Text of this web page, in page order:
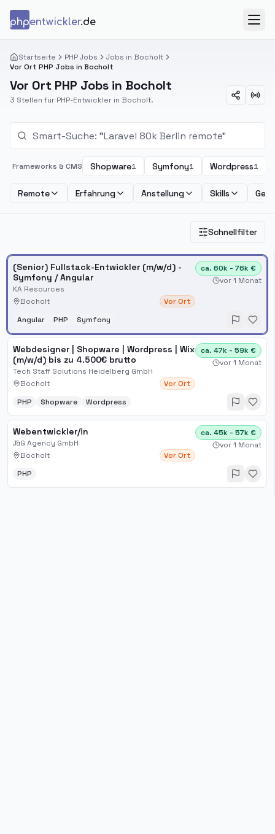
phpentwickler.de
Startseite PHP Jobs
Jobs in Bocholt
Vor Ort PHP Jobs in Bocholt
Vor Ort PHP Jobs in Bocholt
3 Stellen für PHP-Entwickler in Bocholt.
Frameworks & CMS Shopware1 Symfony1 Wordpress1
Remote Erfahrung Anstellung Skills
Schnellfilter
(Senior) Fullstack-Entwickler (m/w/d) -
Symfony / Angular
KA Resources
Bocholt
Vor Ort
ca. 60k - 76k €
vor 1 Monat
Angular PHP Symfony
Webdesigner | Shopware | Wordpress | Wix
(m/w/d) bis zu 4.500€ brutto
Tech Staff Solutions Heidelberg GmbH
Bocholt
Vor Ort
ca. 47k - 59k €
vor 1 Monat
PHP Shopware Wordpress
Webentwickler/in
J&G Agency GmbH
Bocholt
Vor Ort
ca. 45k - 57k €
vor 1 Monat
PHP